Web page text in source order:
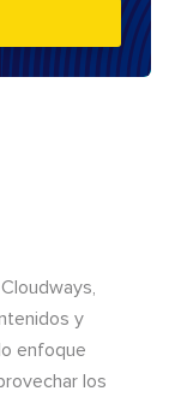
y
enfoque
los